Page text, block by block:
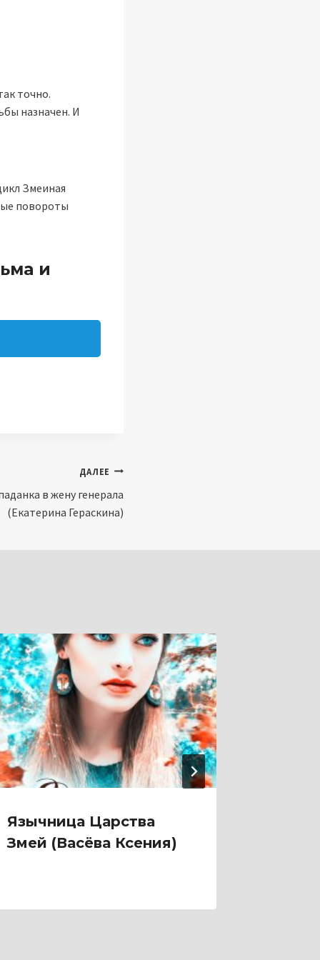
точно.
назначен. И
Змеиная
повороты
и
ДАЛЕЕ
в жену генерала
(Екатерина Гераскина)
Язычница Царства
Змей (Васёва Ксения)